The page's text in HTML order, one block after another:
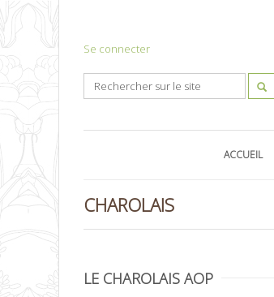
Se connecter
ACCUEIL
CHAROLAIS
LE CHAROLAIS AOP